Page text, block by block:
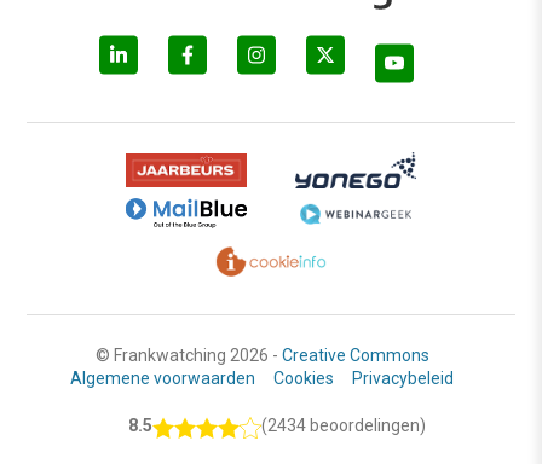
© Frankwatching 2026 - Creative Commons
Algemene voorwaarden
Cookies Privacybeleid
8.5 (2434 beoordelingen)